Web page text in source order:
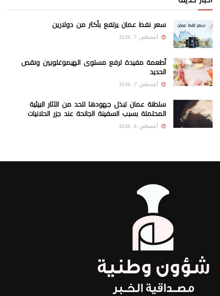
سعر نفط عمان يرتفع بأكثر من دولارين
أغسطس 7, 2026
أطعمة مفيدة لرفع مستوى الهيموغلوبين ونقص
الحديد
أغسطس 7, 2026
سلطنة عمان تبذل جهودها للحد من الآثار البيئية
المحتملة بسبب السفينة الجانحة عند جزر الحلانيات
أغسطس 6, 2026